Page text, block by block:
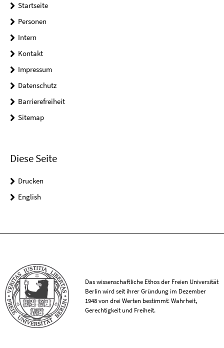
Startseite
Personen
Intern
Kontakt
Impressum
Datenschutz
Barrierefreiheit
Sitemap
Diese Seite
Drucken
English
Das wissenschaftliche Ethos der Freien Universität
Berlin wird seit ihrer Gründung im Dezember
1948 von drei Werten bestimmt: Wahrheit,
Gerechtigkeit und Freiheit.